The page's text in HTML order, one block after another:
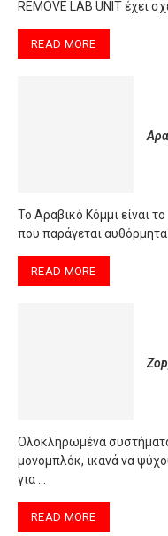
REMOVE LAB UNIT έχει
READ MORE
Το Αραβικό Κόμμι είναι
που παράγεται
READ MORE
Oλοκληρωμένα
μονομπλόκ, ικανά να
για …
READ MORE